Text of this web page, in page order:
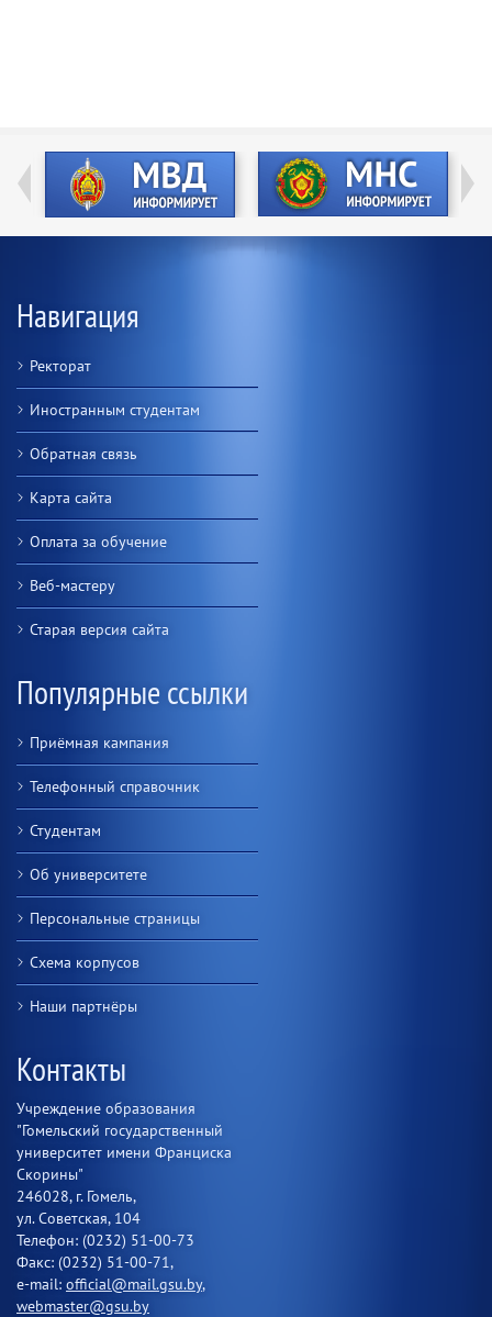
Навигация
Ректорат
Иностранным студентам
Обратная связь
Карта сайта
Оплата за обучение
Веб-мастеру
Старая версия сайта
Популярные ссылки
Приёмная кампания
Телефонный справочник
Студентам
Об университете
Персональные страницы
Схема корпусов
Наши партнёры
Контакты
Учреждение образования
"Гомельский государственный
университет имени Франциска
Скорины"
246028, г. Гомель,
ул. Советская, 104
Телефон: (0232) 51-00-73
Факс: (0232) 51-00-71,
e-mail: official@mail.gsu.by,
webmaster@gsu.by